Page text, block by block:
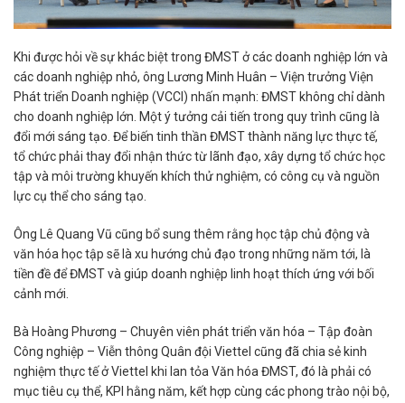
Khi được hỏi về sự khác biệt trong ĐMST ở các doanh nghiệp lớn và
các doanh nghiệp nhỏ, ông Lương Minh Huân – Viện trưởng Viện
Phát triển Doanh nghiệp (VCCI) nhấn mạnh: ĐMST không chỉ dành
cho doanh nghiệp lớn. Một ý tưởng cải tiến trong quy trình cũng là
đổi mới sáng tạo. Để biến tinh thần ĐMST thành năng lực thực tế,
tổ chức phải thay đổi nhận thức từ lãnh đạo, xây dựng tổ chức học
tập và môi trường khuyến khích thử nghiệm, có công cụ và nguồn
lực cụ thể cho sáng tạo.
Ông Lê Quang Vũ cũng bổ sung thêm rằng học tập chủ động và
văn hóa học tập sẽ là xu hướng chủ đạo trong những năm tới, là
tiền đề để ĐMST và giúp doanh nghiệp linh hoạt thích ứng với bối
cảnh mới.
Bà Hoàng Phương – Chuyên viên phát triển văn hóa – Tập đoàn
Công nghiệp – Viễn thông Quân đội Viettel cũng đã chia sẻ kinh
nghiệm thực tế ở Viettel khi lan tỏa Văn hóa ĐMST, đó là phải có
mục tiêu cụ thể, KPI hằng năm, kết hợp cùng các phong trào nội bộ,